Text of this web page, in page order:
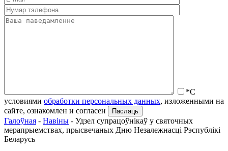
*С
условиями обработки персональных данных, изложенными на
сайте, ознакомлен и согласен
Галоўная - Навіны - Удзел супрацоўнікаў у святочных
мерапрыемствах, прысвечаных Дню Незалежнасці Рэспублікі
Беларусь